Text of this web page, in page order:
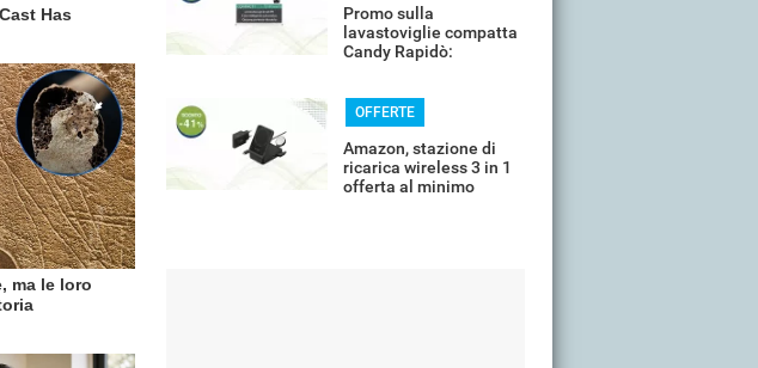
Promo sulla
lavastoviglie compatta
Candy Rapidò:
OFFERTE
Amazon, stazione di
ricarica wireless 3 in 1
offerta al minimo